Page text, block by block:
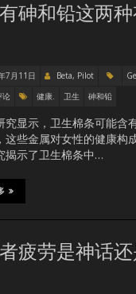
砷和铅这两
7月11日 Beta, Pilot
论
健康. 卫生 砷和铅
究显示，卫生棉条可能含
这些金属对女性的健康构
揭示了卫生棉条中…
疲劳是神话